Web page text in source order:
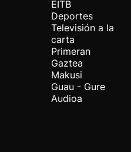
EITB
Deportes
Televisión a la
carta
Primeran
Gaztea
Makusi
Guau - Gure
Audioa